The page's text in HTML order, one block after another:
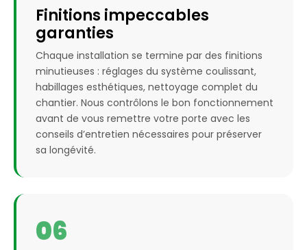
Finitions impeccables
garanties
Chaque installation se termine par des finitions
minutieuses : réglages du système coulissant,
habillages esthétiques, nettoyage complet du
chantier. Nous contrôlons le bon fonctionnement
avant de vous remettre votre porte avec les
conseils d’entretien nécessaires pour préserver
sa longévité.
06